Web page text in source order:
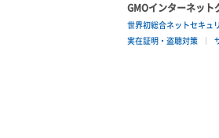
ポート作
ポート削除
ロードバ
ロードバ
GMOインターネッ
世界初総合ネットセキュ
実在証明・盗聴対策